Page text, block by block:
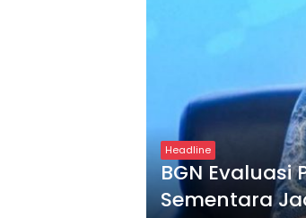
Headline
BGN Evaluasi
Sementara